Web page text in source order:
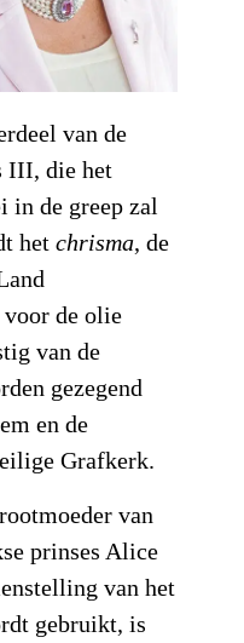
van de
III, die het
in de greep zal
het chrisma, de
de olie
van de
gezegend
en de
Grafkerk.
van
prinses Alice
van het
gebruikt, is